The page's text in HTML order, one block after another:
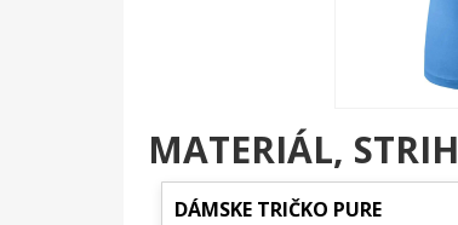
MATERIÁL,
DÁMSKE TRIČKO PURE